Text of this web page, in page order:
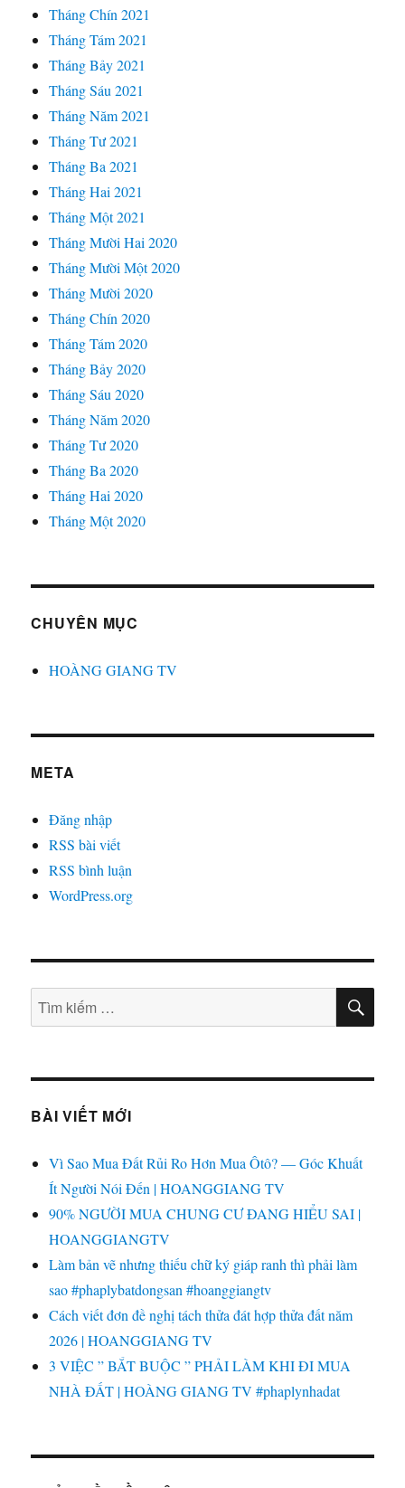
Tháng Chín 2021
Tháng Tám 2021
Tháng Bảy 2021
Tháng Sáu 2021
Tháng Năm 2021
Tháng Tư 2021
Tháng Ba 2021
Tháng Hai 2021
Tháng Một 2021
Tháng Mười Hai 2020
Tháng Mười Một 2020
Tháng Mười 2020
Tháng Chín 2020
Tháng Tám 2020
Tháng Bảy 2020
Tháng Sáu 2020
Tháng Năm 2020
Tháng Tư 2020
Tháng Ba 2020
Tháng Hai 2020
Tháng Một 2020
CHUYÊN MỤC
HOÀNG GIANG TV
META
Đăng nhập
RSS bài viết
RSS bình luận
WordPress.org
Tìm
kiếm:
TÌM
BÀI VIẾT MỚI
Vì Sao Mua Đất Rủi Ro Hơn Mua Ôtô? — Góc Khuất
Ít Người Nói Đến | HOANGGIANG TV
90% NGƯỜI MUA CHUNG CƯ ĐANG HIỂU SAI |
HOANGGIANGTV
Làm bản vẽ nhưng thiếu chữ ký giáp ranh thì phải làm
sao #phaplybatdongsan #hoanggiangtv
Cách viết đơn đề nghị tách thửa đát hợp thửa đất năm
2026 | HOANGGIANG TV
3 VIỆC ” BẮT BUỘC ” PHẢI LÀM KHI ĐI MUA
NHÀ ĐẤT | HOÀNG GIANG TV #phaplynhadat